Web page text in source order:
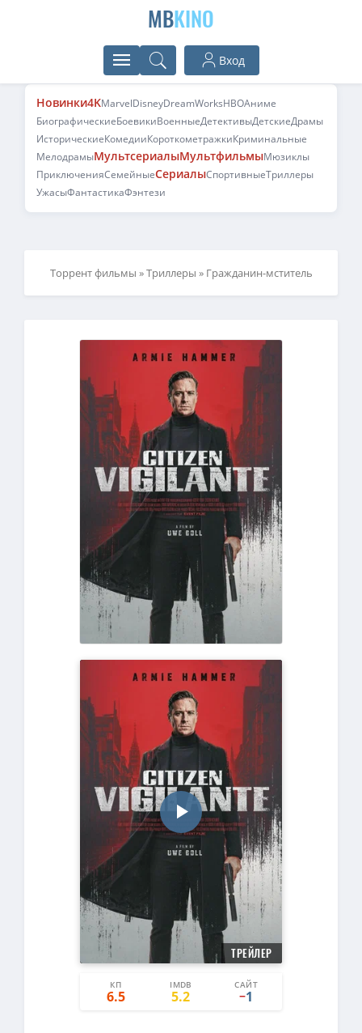
MBKINO
Вход
Новинки4KMarvelDisneyDreamWorksHBOАниме
БиографическиеБоевикиВоенныеДетективыДетскиеДрамы
ИсторическиеКомедииКороткометражкиКриминальные
МелодрамыМультсериалыМультфильмыМюзиклы
ПриключенияСемейныеСериалыСпортивныеТриллеры
УжасыФантастикаФэнтези
Торрент фильмы »Триллеры » Гражданин-мститель
ТРЕЙЛЕР
КП
6.5
IMDB
5.2
САЙТ
01
−1